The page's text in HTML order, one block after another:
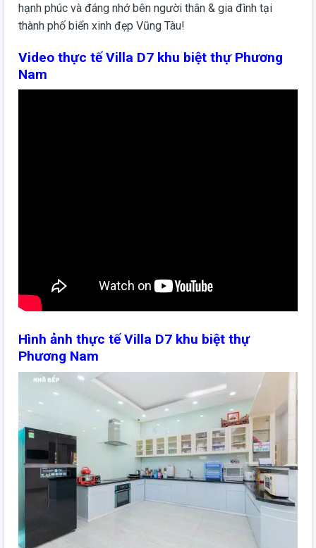
hạnh phúc và đáng nhớ bên người thân & gia đình tại
thành phố biển xinh đẹp Vũng Tàu!
Video thực tế Villa D7 khu biệt thự Phương
Nam
Hình ảnh thực tế Villa D7 khu biệt thự
Phương Nam